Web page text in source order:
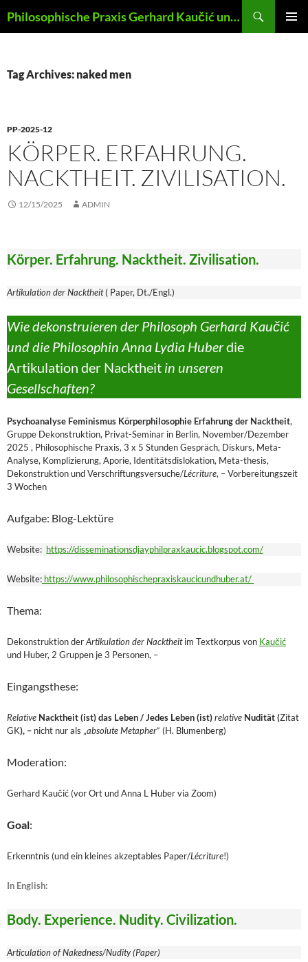
to
Philosophische Praxis Gerhard Kaučić und Anna Lydia Huber
Tag Archives: naked men
PP-2025-12
KÖRPER. ERFAHRUNG.
NACKTHEIT. ZIVILISATION.
12/15/2025 ADMIN
Körper. Erfahrung. Nacktheit. Zivilisation.
Artikulation der Nacktheit( Paper, Dt./Engl.)
Wie dekonstruieren der Philosoph Gerhard Kaučić
und die Philosophin Anna Lydia Huberdie
Artikulation der Nacktheit in unseren
Gesellschaften?
Psychoanalyse Feminismus Körperphilosophie Erfahrung der Nacktheit,
Gruppe Dekonstruktion, Privat-Seminar in Berlin, November/Dezember
2025 , Philosophische Praxis, 3 x 5 Stunden Gespräch, Diskurs, Meta-
Analyse, Komplizierung, Aporie, Identitätsdislokation, Meta-thesis,
Dekonstruktion und Verschriftungsversuche/Lécriture, – Vorbereitungszeit
3 Wochen
Aufgabe: Blog-Lektüre
Website: https://disseminationsdjayphilpraxkaucic.blogspot.com/
Website: https://www.philosophischepraxiskaucicundhuber.at/
Thema:
Dekonstruktion derArtikulation der Nacktheitim Textkorpus von Kaučić
und Huber, 2 Gruppen je 3 Personen, –
Eingangsthese:
Relative Nacktheit (ist) das Leben / Jedes Leben (ist)relative Nudität (Zitat
GK), – nicht nur als „absolute Metapher“ (H. Blumenberg)
Moderation:
Gerhard Kaučić (vor Ort und Anna L Huber via Zoom)
Goal:
Erkenntnis (und ein kleines akzeptables Paper/Lécriture!)
In English:
Body. Experience. Nudity. Civilization.
Articulation of Nakedness/Nudity (Paper)